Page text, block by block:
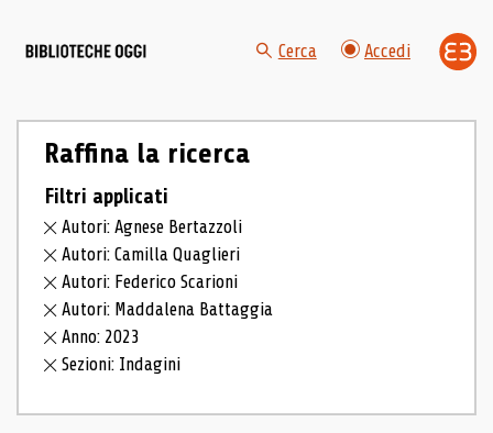
Cerca Accedi
Raffina la ricerca
Filtri applicati
Autori: Agnese Bertazzoli
Autori: Camilla Quaglieri
Autori: Federico Scarioni
Autori: Maddalena Battaggia
Anno: 2023
Sezioni: Indagini